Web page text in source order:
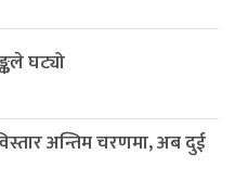
घट्यो
अन्तिम चरणमा, अब दुई